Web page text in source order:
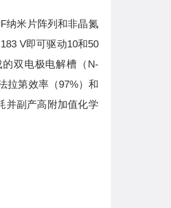
纳米片阵列和非晶氮
V即可驱动10和50
双电极电解槽（N-
拉第效率（97%）和
并副产高附加值化学